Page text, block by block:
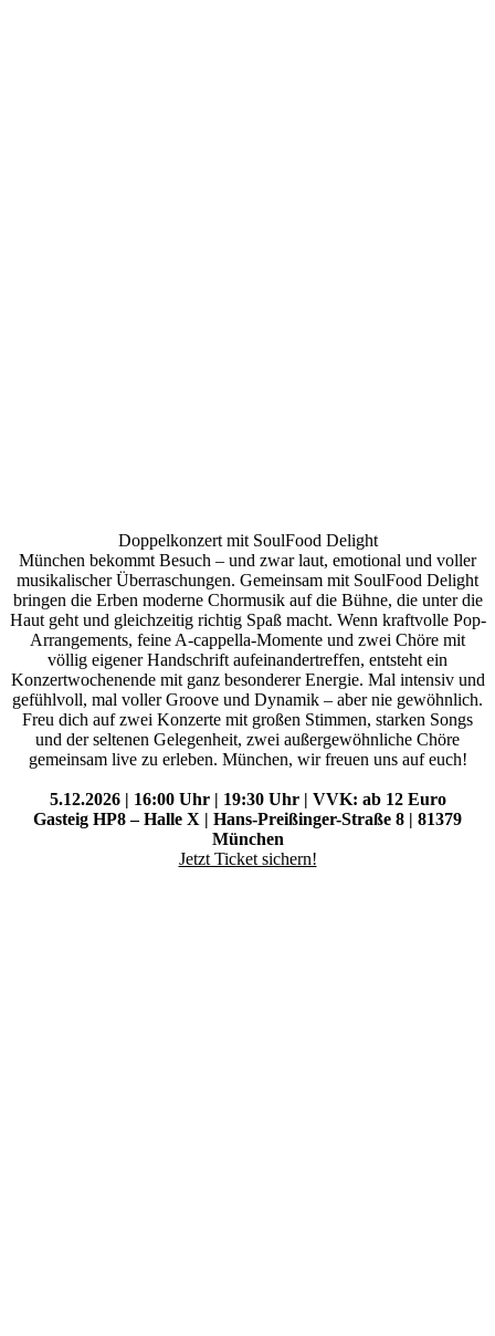
Doppelkonzert mit SoulFood Delight
München bekommt Besuch – und zwar laut, emotional und voller
musikalischer Überraschungen. Gemeinsam mit SoulFood Delight
bringen die Erben moderne Chormusik auf die Bühne, die unter die
Haut geht und gleichzeitig richtig Spaß macht. Wenn kraftvolle Pop-
Arrangements, feine A-cappella-Momente und zwei Chöre mit
völlig eigener Handschrift aufeinandertreffen, entsteht ein
Konzertwochenende mit ganz besonderer Energie. Mal intensiv und
gefühlvoll, mal voller Groove und Dynamik – aber nie gewöhnlich.
Freu dich auf zwei Konzerte mit großen Stimmen, starken Songs
und der seltenen Gelegenheit, zwei außergewöhnliche Chöre
gemeinsam live zu erleben. München, wir freuen uns auf euch!
5.12.2026 | 16:00 Uhr | 19:30 Uhr | VVK: ab 12 Euro
Gasteig HP8 – Halle X | Hans-Preißinger-Straße 8 | 81379
München
Jetzt Ticket sichern!